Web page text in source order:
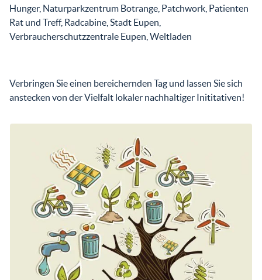
Hunger, Naturparkzentrum Botrange, Patchwork, Patienten
Rat und Treff, Radcabine, Stadt Eupen,
Verbraucherschutzzentrale Eupen, Weltladen
Verbringen Sie einen bereichernden Tag und lassen Sie sich
anstecken von der Vielfalt lokaler nachhaltiger Inititativen!